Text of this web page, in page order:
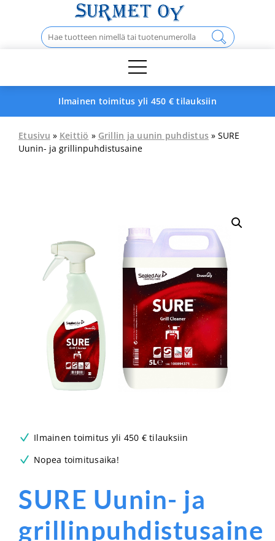
Haku:
Ilmainen toimitus yli 450 € tilauksiin
Etusivu » Keittiö » Grillin ja uunin puhdistus » SURE
Uunin- ja grillinpuhdistusaine
Ilmainen toimitus yli 450 € tilauksiin
Nopea toimitusaika!
SURE Uunin- ja
grillinpuhdistusaine